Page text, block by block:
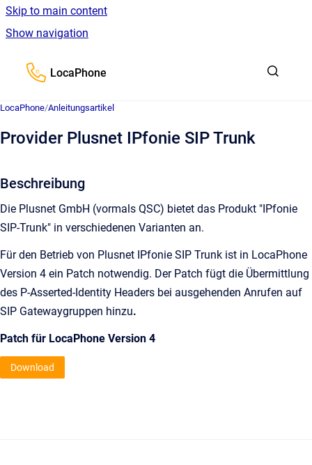
Skip to main content
Show navigation
LocaPhone
LocaPhone/Anleitungsartikel
Provider Plusnet IPfonie SIP Trunk
Beschreibung
Die Plusnet GmbH (vormals QSC) bietet das Produkt "IPfonie
SIP-Trunk" in verschiedenen Varianten an.
Für den Betrieb von Plusnet IPfonie SIP Trunk ist in LocaPhone
Version 4 ein Patch notwendig. Der Patch fügt die Übermittlung
des P-Asserted-Identity Headers bei ausgehenden Anrufen auf
SIP Gatewaygruppen hinzu.
Patch für LocaPhone Version 4
Download